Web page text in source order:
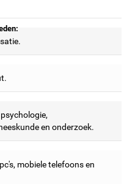
en onderzoek.
mobiele telefoons en